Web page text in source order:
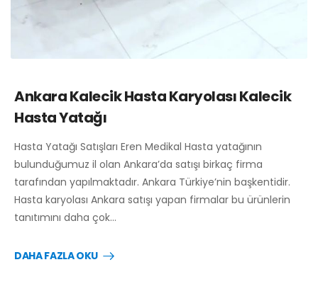
Ankara Kalecik Hasta Karyolası Kalecik
Hasta Yatağı
Hasta Yatağı Satışları Eren Medikal Hasta yatağının
bulunduğumuz il olan Ankara’da satışı birkaç firma
tarafından yapılmaktadır. Ankara Türkiye’nin başkentidir.
Hasta karyolası Ankara satışı yapan firmalar bu ürünlerin
tanıtımını daha çok…
DAHA FAZLA OKU